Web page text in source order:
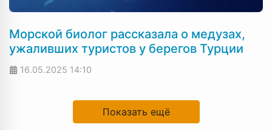
Морской биолог рассказала о медузах,
ужаливших туристов у берегов Турции
16.05.2025 14:10
Показать ещё